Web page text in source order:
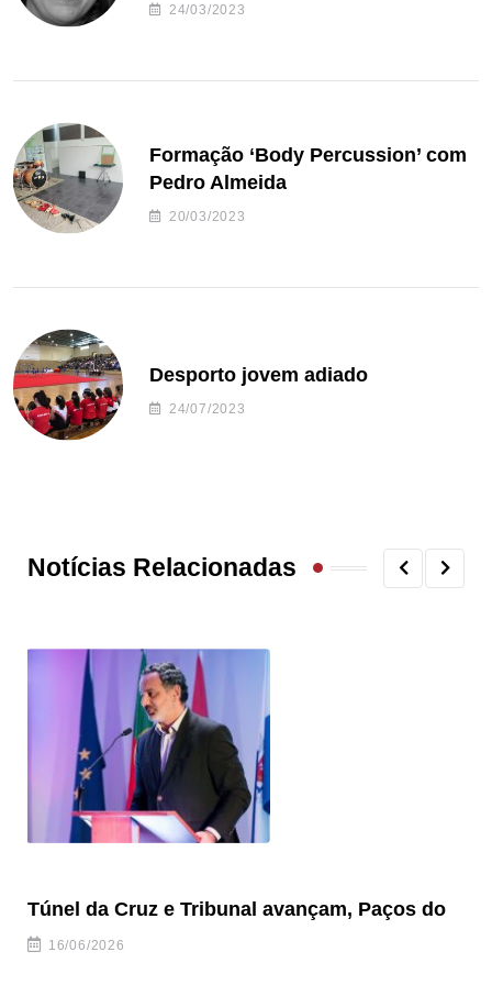
24/03/2023
Formação ‘Body Percussion’ com
Pedro Almeida
20/03/2023
Desporto jovem adiado
24/07/2023
Notícias Relacionadas
Túnel da Cruz e Tribunal avançam, Paços do
16/06/2026